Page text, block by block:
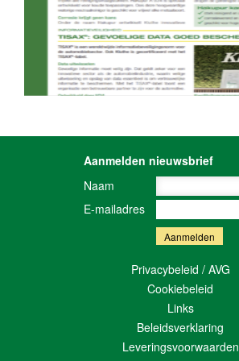
Aanmelden nieuwsbrief
Naam
E-mailadres
Privacybeleid / AVG
Cookiebeleid
Links
Beleidsverklaring
Leveringsvoorwaarden